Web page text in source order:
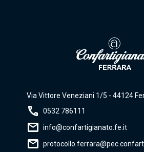
Via Vittore Veneziani 1/5 - 44124
call 0532 786111
mail info@confartigianato.fe.it
mail